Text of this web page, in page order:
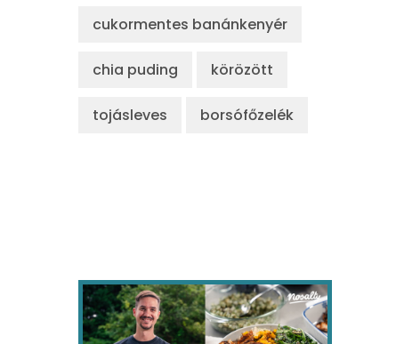
cukormentes banánkenyér
chia puding körözött
tojásleves borsófőzelék